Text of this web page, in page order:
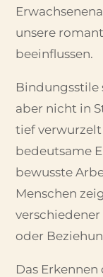
unsere
beeinflussen.
Bindungsstile
aber nicht in
tief verwurzelt
bedeutsame
bewusste
Menschen
oder
Das